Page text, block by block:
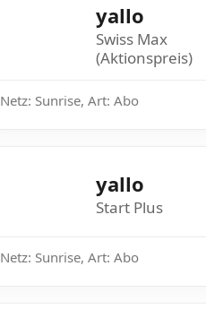
yallo
Swiss Max
(Aktionspreis)
Netz: Sunrise, Art: Abo
yallo
Start Plus
Netz: Sunrise, Art: Abo